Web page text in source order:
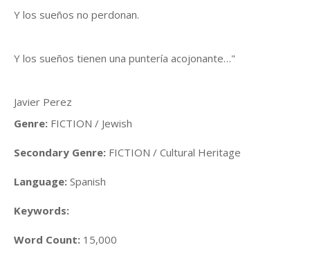
Y los sueños no perdonan.
Y los sueños tienen una puntería acojonante…"
Javier Perez
Genre: FICTION / Jewish
Secondary Genre: FICTION / Cultural Heritage
Language: Spanish
Keywords:
Word Count: 15,000